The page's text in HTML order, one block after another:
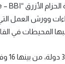
وورش العمل التي
المحيطات في